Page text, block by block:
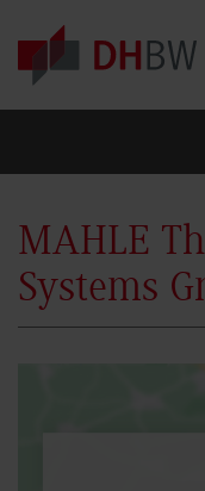
Skip to main content
MAHLE
Systems